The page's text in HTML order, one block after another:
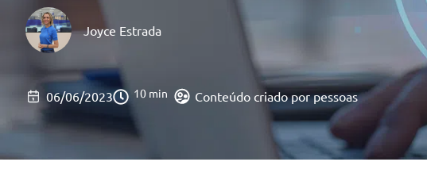
Joyce Estrada
06/06/2023 10 min Conteúdo criado por pessoas